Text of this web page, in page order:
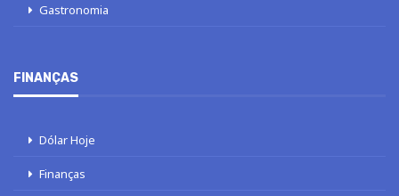
Gastronomia
FINANÇAS
Dólar Hoje
Finanças